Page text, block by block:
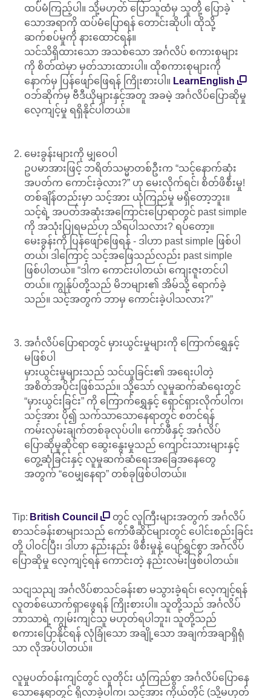
ထပ်မံကြည့်ပါ။ သို့မဟုတ် ပြောသူထံမှ သူတို့ ပြောခဲ့
သောအရာကို ထပ်မံပြောရန် တောင်းဆိုပါ၊ ထိုသို့
ဆက်စပ်မှုကို နားထောင်ရန်။
သင်သိရှိထားသော အသစ်သော အင်္ဂလိပ် စကားစုများ
ကို စိတ်ထဲမှာ မှတ်သားထားပါ။ ထိုစကားစုများကို
နောက်မှ ပြန်ဖျော်ဖြေရန် ကြိုးစားပါ။ LearnEnglish
ဝဘ်ဆိုက်မှ ဗီဒီယိုများနှင့်အတူ အခမဲ့ အင်္ဂလိပ်ပြောဆိုမှု
လေ့ကျင့်မှု ရရှိနိုင်ပါတယ်။
မေးခွန်းများကို မျှဝေပါ
ဥပမာအားဖြင့် ဘရိတ်သမ္မာတစ်ဦးက “သင့်နောက်ဆုံး
အပတ်က ကောင်းခဲ့လား?” ဟု မေးလိုက်ရင်၊ စိတ်ဖိစီးမှု!
တစ်ချိန်တည်းမှာ သင့်အား ယုံကြည်မှု မရှိတော့ဘူး။
သင့်ရဲ့ အပတ်အဆုံးအကြောင်းပြောရာတွင် past simple
ကို အသုံးပြုရမည်ဟု သိရပါသလား? ရပ်တော့။
မေးခွန်းကို ပြန်ဖျော်ဖြေရန် - ဒါဟာ past simple ဖြစ်ပါ
တယ်၊ ဒါကြောင့် သင့်အဖြေသည်လည်း past simple
ဖြစ်ပါတယ်။ “ဒါက ကောင်းပါတယ်၊ ကျေးဇူးတင်ပါ
တယ်။ ကျွန်ုပ်တို့သည် မိဘများ၏ အိမ်သို့ ရောက်ခဲ့
သည်။ သင့်အတွက် ဘာမှ ကောင်းခဲ့ပါသလား?”
အင်္ဂလိပ်ပြောရာတွင် မှားယွင်းမှုများကို ကြောက်ရွှေနှင့်
မဖြစ်ပါ
မှားယွင်းမှုများသည် သင်ယူခြင်း၏ အရေးပါတဲ့
အစိတ်အပိုင်းဖြစ်သည်။ သို့သော် လူမှုဆက်ဆံရေးတွင်
“မှားယွင်းခြင်း” ကို ကြောက်ရွှေနှင့် ရှောင်ရှားလိုက်ပါက၊
သင့်အား ပို၍ သက်သာသောနေရာတွင် စတင်ရန်
ကမ်းလှမ်းချက်တစ်ခုလုပ်ပါ။ ကော်ဖီနှင့် အင်္ဂလိပ်
ပြောဆိုမှုဆိုင်ရာ ဆွေးနွေးမှုသည် ကျောင်းသားများနှင့်
တွေ့ဆုံခြင်းနှင့် လူမှုဆက်ဆံရေးအခြေအနေတွေ
အတွက် “ဝေမျှနေရာ” တစ်ခုဖြစ်ပါတယ်။
Tip: British Council
တွင် လူကြီးများအတွက် အင်္ဂလိပ်
စာသင်ခန်းစာများသည် ကော်ဖီဆိုင်များတွင် ပေါင်းစည်းခြင်း
တို့ ပါဝင်ပြီး၊ ဒါဟာ နည်းနည်း ဖိစီးမှုနဲ့ ပျော်ရွှင်စွာ အင်္ဂလိပ်
ပြောဆိုမှု လေ့ကျင့်ရန် ကောင်းတဲ့ နည်းလမ်းဖြစ်ပါတယ်။
သငျသညျ အင်္ဂလိပ်စာသင်ခန်းစာ မသွားခဲ့ရင်၊ လေ့ကျင့်ရန်
လူတစ်ယောက်ရှာဖွေရန် ကြိုးစားပါ။ သူတို့သည် အင်္ဂလိပ်
ဘာသာရဲ့ ကျွမ်းကျင်သူ မဟုတ်ရပါဘူး၊ သူတို့သည်
စကားပြောနိုင်ရန် လုံခြုံသော အချို့သော အချက်အချာရှိရုံ
သာ လိုအပ်ပါတယ်။
လူမှုပတ်ဝန်းကျင်တွင် လူတိုင်း ယုံကြည်စွာ အင်္ဂလိပ်ပြောနေ
သောနေရာတွင် ရှိလာခဲ့ပါက၊ သင့်အား ကိုယ်တိုင် (သို့မဟုတ်